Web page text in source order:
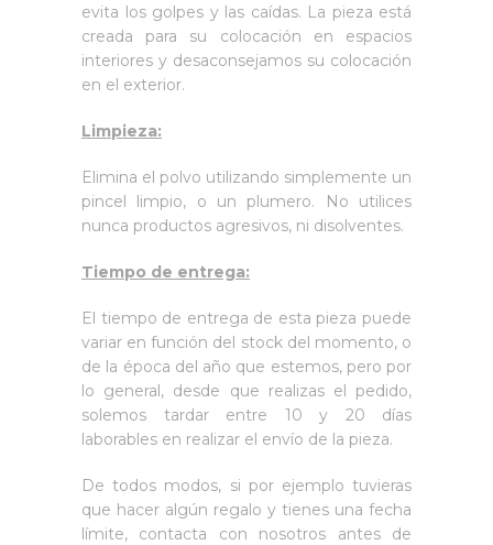
evita los golpes y las caídas. La pieza está
creada para su colocación en espacios
interiores y desaconsejamos su colocación
en el exterior.
Limpieza:
Elimina el polvo utilizando simplemente un
pincel limpio, o un plumero. No utilices
nunca productos agresivos, ni disolventes.
Tiempo de entrega:
El tiempo de entrega de esta pieza puede
variar en función del stock del momento, o
de la época del año que estemos, pero por
lo general, desde que realizas el pedido,
solemos tardar entre 10 y 20 días
laborables en realizar el envío de la pieza.
De todos modos, si por ejemplo tuvieras
que hacer algún regalo y tienes una fecha
límite, contacta con nosotros antes de